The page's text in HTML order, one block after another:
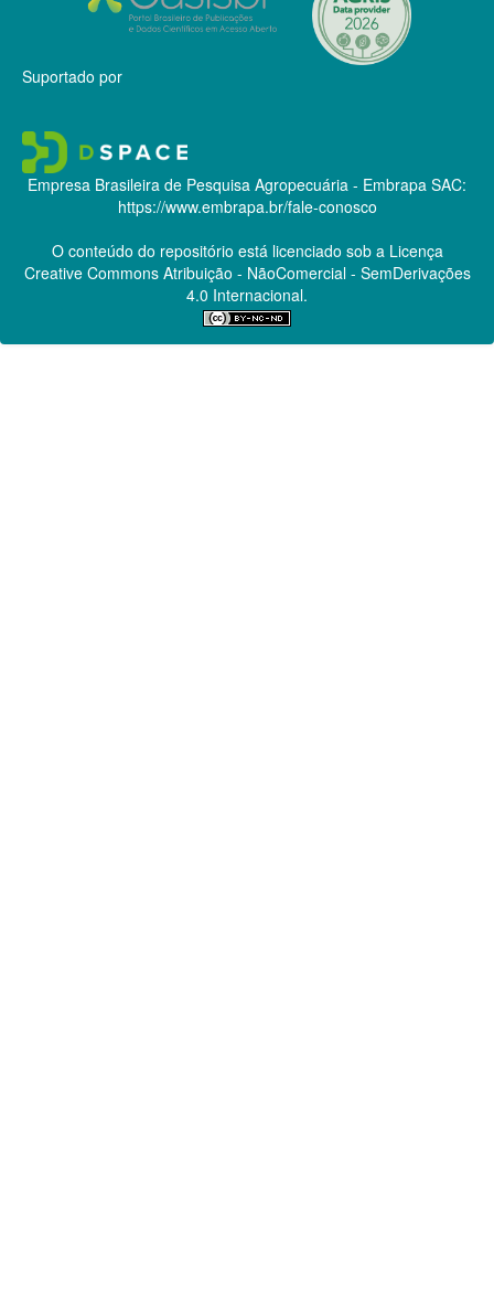
Suportado por
Empresa Brasileira de Pesquisa Agropecuária - Embrapa SAC:
https://www.embrapa.br/fale-conosco
O conteúdo do repositório está licenciado sob a Licença
Creative CommonsAtribuição - NãoComercial - SemDerivações
4.0 Internacional.